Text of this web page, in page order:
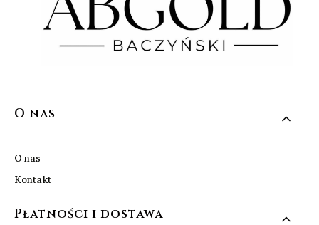
Linki w stopce
O nas
O nas
Kontakt
Płatności i dostawa